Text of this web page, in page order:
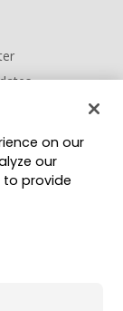
on our
our
to provide